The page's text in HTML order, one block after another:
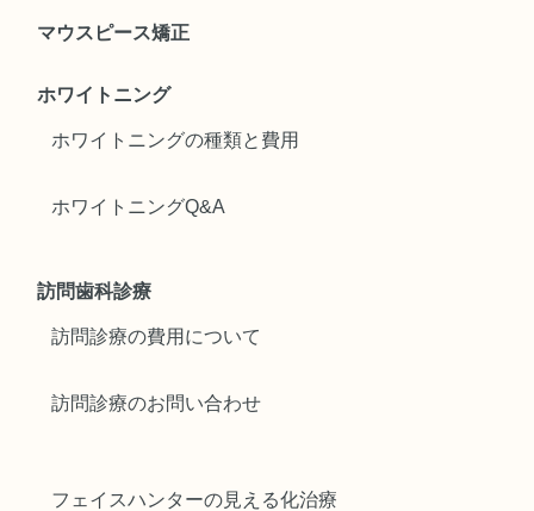
マウスピース矯正
ホワイトニング
ホワイトニングの種類と費用
ホワイトニングQ&A
訪問歯科診療
訪問診療の費用について
訪問診療のお問い合わせ
フェイスハンターの見える化治療